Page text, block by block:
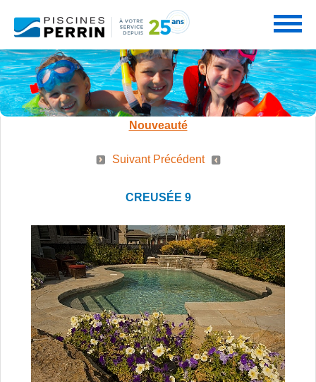
PRODUITS
PISCINES
SPAS
SAUNAS
SERVICES
NOS SERVICES
CONSEILS PERRIN
PROMOTIONS
PARTENAIRES
CONTACT
Nouveauté
Suivant Précédent
CREUSÉE 9